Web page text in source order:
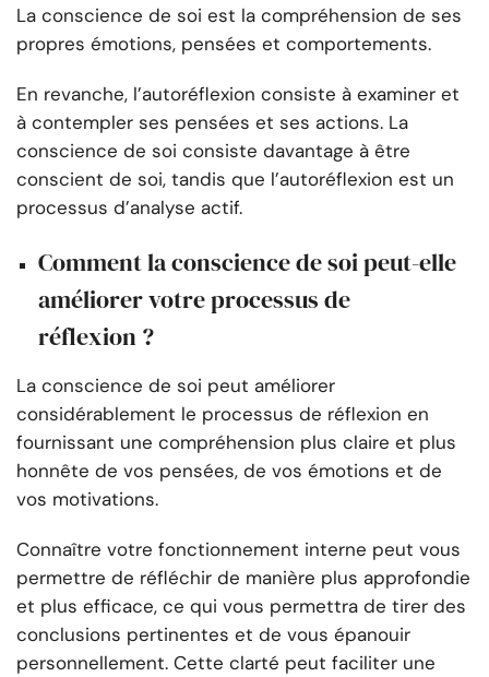
La conscience de soi est la compréhension de ses
propres émotions, pensées et comportements.
En revanche, l’autoréflexion consiste à examiner et
à contempler ses pensées et ses actions. La
conscience de soi consiste davantage à être
conscient de soi, tandis que l’autoréflexion est un
processus d’analyse actif.
Comment la conscience de soi peut-elle
améliorer votre processus de
réflexion ?
La conscience de soi peut améliorer
considérablement le processus de réflexion en
fournissant une compréhension plus claire et plus
honnête de vos pensées, de vos émotions et de
vos motivations.
Connaître votre fonctionnement interne peut vous
permettre de réfléchir de manière plus approfondie
et plus efficace, ce qui vous permettra de tirer des
conclusions pertinentes et de vous épanouir
personnellement. Cette clarté peut faciliter une